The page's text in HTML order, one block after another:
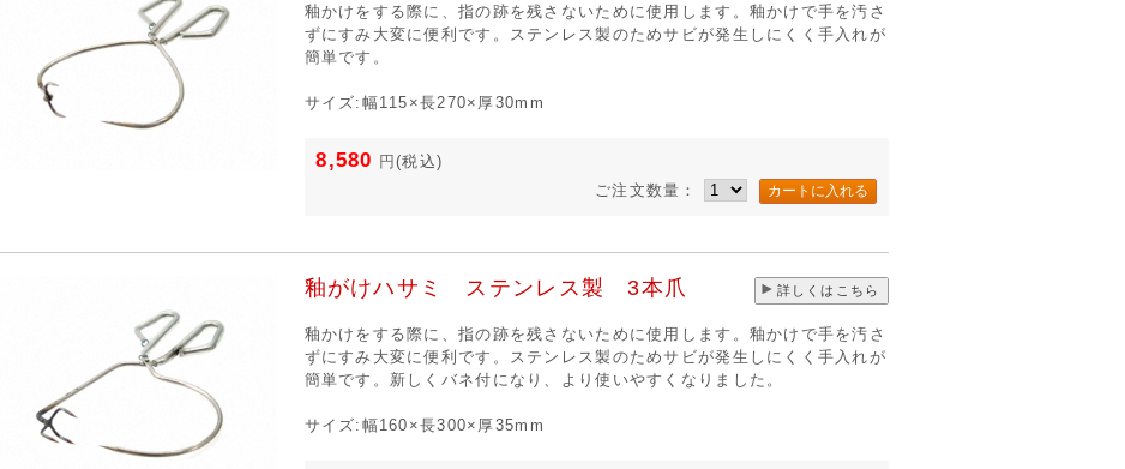
釉かけをする際に、指の跡を残さないために使用します。釉かけで手を汚さ
ずにすみ大変に便利です。ステンレス製のためサビが発生しにくく手入れが
簡単です。
サイズ:幅115×長270×厚30mm
8,580 円(税込)
ご注文数量：
釉がけハサミ ステンレス製 3本爪 詳しくはこちら
釉かけをする際に、指の跡を残さないために使用します。釉かけで手を汚さ
ずにすみ大変に便利です。ステンレス製のためサビが発生しにくく手入れが
簡単です。新しくバネ付になり、より使いやすくなりました。
サイズ:幅160×長300×厚35mm